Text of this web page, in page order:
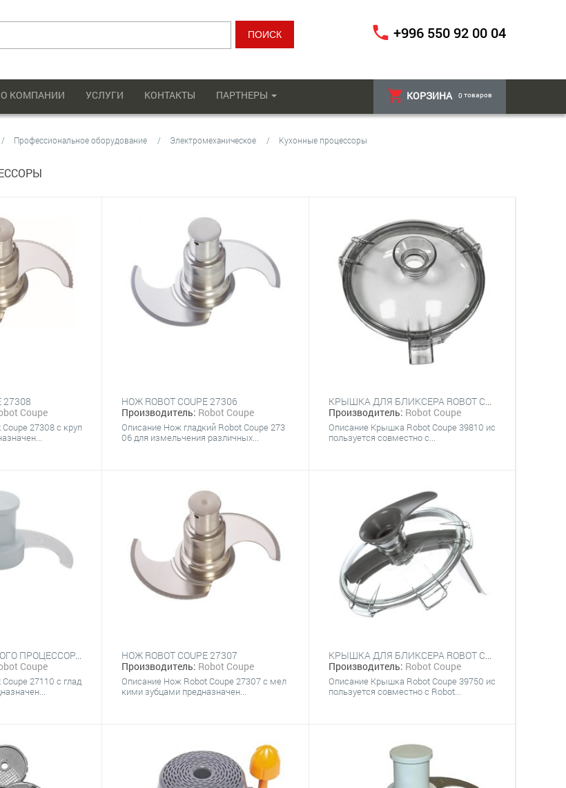
+996 550 92 00 04
О КОМПАНИИ УСЛУГИ КОНТАКТЫ ПАРТНЕРЫ КОРЗИНА 0 товаров
Профессиональное оборудование Электромеханическое Кухонные процессоры
27308
Coupe
27308 с круп
НОЖ ROBOT COUPE 27306
Производитель: Robot Coupe
Описание Нож гладкий Robot Coupe 273
06 для измельчения различных...
КРЫШКА ДЛЯ БЛИКСЕРА ROBOT COUPE 39810
Производитель: Robot Coupe
Описание Крышка Robot Coupe 39810 ис
пользуется совместно с...
НОЖ ДЛЯ КУХОННОГО ПРОЦЕССОРА ROBOT COUPE 27110
Coupe
27110 с глад
НОЖ ROBOT COUPE 27307
Производитель: Robot Coupe
Описание Нож Robot Coupe 27307 с мел
кими зубцами предназначен...
КРЫШКА ДЛЯ БЛИКСЕРА ROBOT COUPE 39750
Производитель: Robot Coupe
Описание Крышка Robot Coupe 39750 ис
пользуется совместно с Robot...